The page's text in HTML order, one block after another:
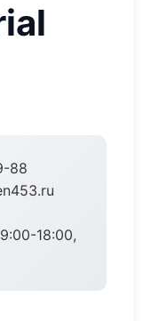
88
18:00,